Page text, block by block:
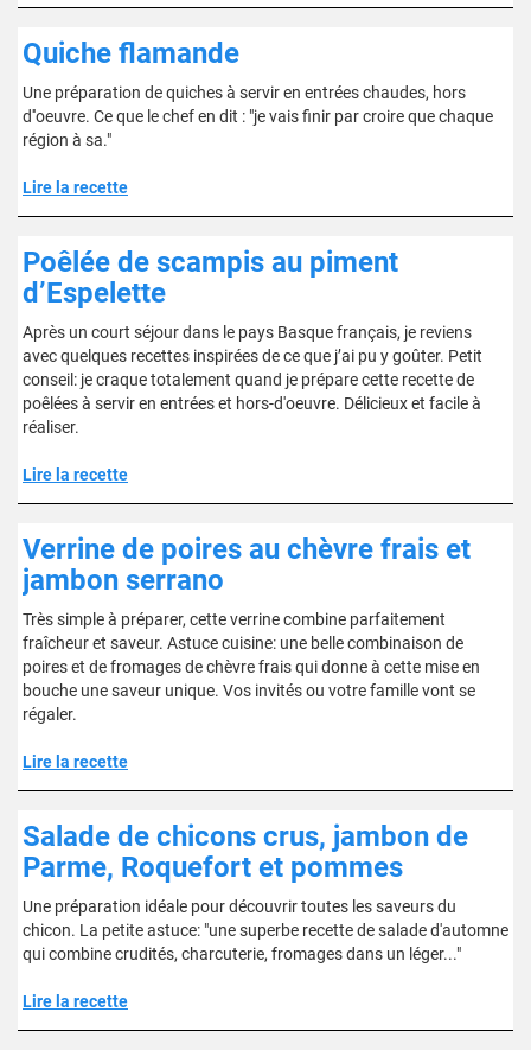
Quiche flamande
Une préparation de quiches à servir en entrées chaudes, hors
d''oeuvre. Ce que le chef en dit : "je vais finir par croire que chaque
région à sa."
Lire la recette
Poêlée de scampis au piment
d’Espelette
Après un court séjour dans le pays Basque français, je reviens
avec quelques recettes inspirées de ce que j’ai pu y goûter. Petit
conseil: je craque totalement quand je prépare cette recette de
poêlées à servir en entrées et hors-d'oeuvre. Délicieux et facile à
réaliser.
Lire la recette
Verrine de poires au chèvre frais et
jambon serrano
Très simple à préparer, cette verrine combine parfaitement
fraîcheur et saveur. Astuce cuisine: une belle combinaison de
poires et de fromages de chèvre frais qui donne à cette mise en
bouche une saveur unique. Vos invités ou votre famille vont se
régaler.
Lire la recette
Salade de chicons crus, jambon de
Parme, Roquefort et pommes
Une préparation idéale pour découvrir toutes les saveurs du
chicon. La petite astuce: "une superbe recette de salade d'automne
qui combine crudités, charcuterie, fromages dans un léger..."
Lire la recette